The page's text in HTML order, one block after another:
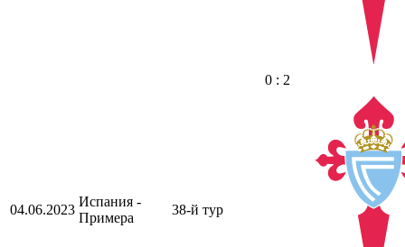
0 : 2
04.06.2023
Испания -
Примера
38-й тур